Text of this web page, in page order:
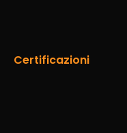
Certificazioni